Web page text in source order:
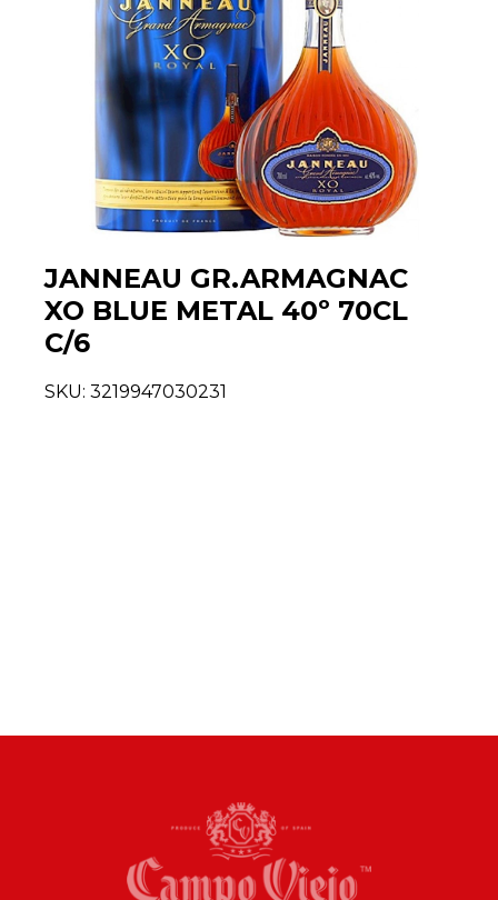
JANNEAU GR.ARMAGNAC
XO BLUE METAL 40º 70CL
C/6
SKU: 3219947030231